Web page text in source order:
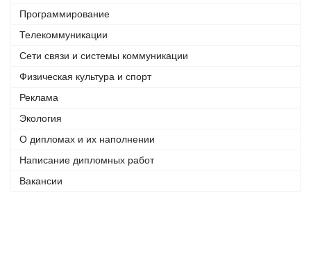
Программирование
Телекоммуникации
Сети связи и системы коммуникации
Физическая культура и спорт
Реклама
Экология
О дипломах и их наполнении
Написание дипломных работ
Вакансии